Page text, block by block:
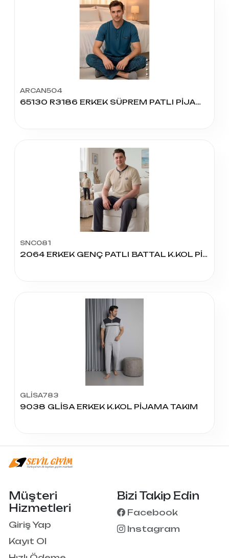
ARCAN504
65130 R3186 ERKEK SÜPREM PATLI PİJAMA TAKIM
SNC081
2064 ERKEK GENÇ PATLI BATTAL K.KOL PİJAMA TAKIM
GLİSA783
9038 GLİSA ERKEK K.KOL PİJAMA TAKIM
Müşteri
Hizmetleri
Giriş Yap
Kayıt Ol
Bizi Takip Edin
Facebook
Instagram